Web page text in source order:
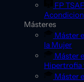
FP
Másteres
Máster
la Mujer
Máster
Hipertrofia
Máster